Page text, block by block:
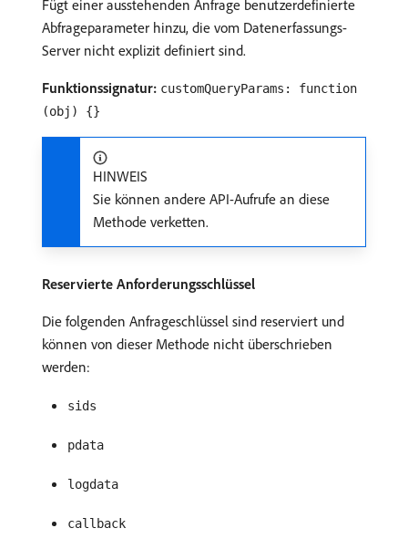
Fügt einer ausstehenden Anfrage benutzerdefinierte
Abfrageparameter hinzu, die vom Datenerfassungs-
Server nicht explizit definiert sind.
Funktionssignatur: customQueryParams: function
(obj) {}
HINWEIS
Sie können andere API-Aufrufe an diese
Methode verketten.
Reservierte Anforderungsschlüssel
Die folgenden Anfrageschlüssel sind reserviert und
können von dieser Methode nicht überschrieben
werden:
sids
pdata
logdata
callback